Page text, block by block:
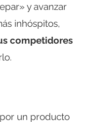
y avanzar
inhóspitos,
competidores
un producto